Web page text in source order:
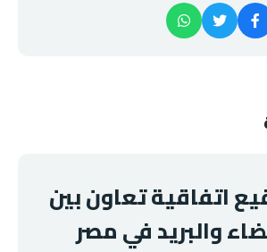
اتفاقية تعاون بين
والبريد في مصر